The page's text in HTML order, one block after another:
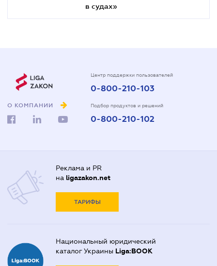
в судах»
О КОМПАНИИ
Центр поддержки пользователей
0-800-210-103
Подбор продуктов и решений
0-800-210-102
Реклама и PR
на ligazakon.net
ТАРИФЫ
Национальный юридический
каталог Украины Liga:BOOK